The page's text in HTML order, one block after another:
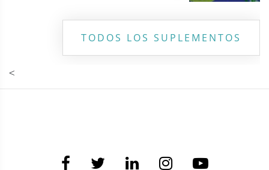
TODOS LOS SUPLEMENTOS
<